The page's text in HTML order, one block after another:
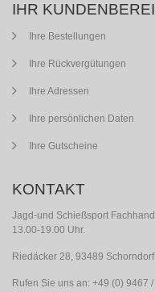
IHR
Ihre Bestellungen
Ihre Rückvergütungen
Ihre Adressen
Ihre persönlichen Daten
Ihre Gutscheine
KONTAKT
Jagd-und Schießsport
13.00-19.00 Uhr.
Riedäcker 28, 93489 Schorndorf
Rufen Sie uns an: +49 (0) 9467